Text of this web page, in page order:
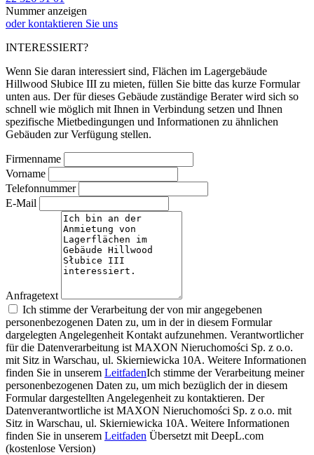
Nummer anzeigen
oder kontaktieren Sie uns
INTERESSIERT?
Wenn Sie daran interessiert sind, Flächen im Lagergebäude
Hillwood Słubice III zu mieten, füllen Sie bitte das kurze Formular
unten aus. Der für dieses Gebäude zuständige Berater wird sich so
schnell wie möglich mit Ihnen in Verbindung setzen und Ihnen
spezifische Mietbedingungen und Informationen zu ähnlichen
Gebäuden zur Verfügung stellen.
Firmenname
Vorname
Telefonnummer
E-Mail
Anfragetext
Ich stimme der Verarbeitung der von mir angegebenen
personenbezogenen Daten zu, um in der in diesem Formular
dargelegten Angelegenheit Kontakt aufzunehmen. Verantwortlicher
für die Datenverarbeitung ist MAXON Nieruchomości Sp. z o.o.
mit Sitz in Warschau, ul. Skierniewicka 10A. Weitere Informationen
finden Sie in unserem LeitfadenIch stimme der Verarbeitung meiner
personenbezogenen Daten zu, um mich bezüglich der in diesem
Formular dargestellten Angelegenheit zu kontaktieren. Der
Datenverantwortliche ist MAXON Nieruchomości Sp. z o.o. mit
Sitz in Warschau, ul. Skierniewicka 10A. Weitere Informationen
finden Sie in unserem Leitfaden Übersetzt mit DeepL.com
(kostenlose Version)